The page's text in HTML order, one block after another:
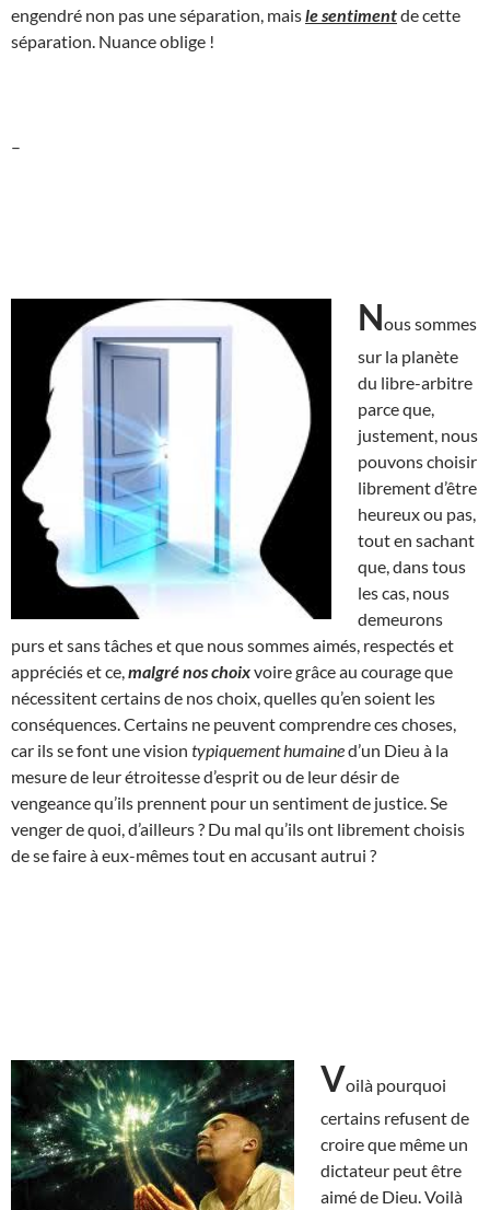
engendré non pas une séparation, maisle sentimentde cette
séparation. Nuance oblige !
–
Nous sommes
sur la planète
du libre-arbitre
parce que,
justement, nous
pouvons choisir
librement d’être
heureux ou pas,
tout en sachant
que, dans tous
les cas, nous
demeurons
purs et sans tâches et que nous sommes aimés, respectés et
appréciés et ce, malgré nos choixvoire grâce au courage que
nécessitent certains de nos choix, quelles qu’en soient les
conséquences. Certains ne peuvent comprendre ces choses,
car ils se font une vision typiquement humained’un Dieu à la
mesure de leur étroitesse d’esprit ou de leur désir de
vengeance qu’ils prennent pour un sentiment de justice. Se
venger de quoi, d’ailleurs ? Du mal qu’ils ont librement choisis
de se faire à eux-mêmes tout en accusant autrui ?
Voilà pourquoi
certains refusent de
croire que même un
dictateur peut être
aimé de Dieu. Voilà